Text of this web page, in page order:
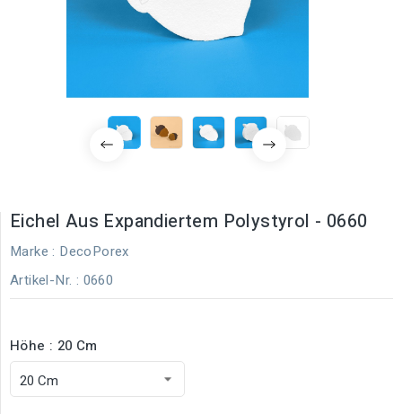
Eichel Aus Expandiertem Polystyrol - 0660
Marke : DecoPorex
Artikel-Nr. : 0660
Höhe : 20 Cm